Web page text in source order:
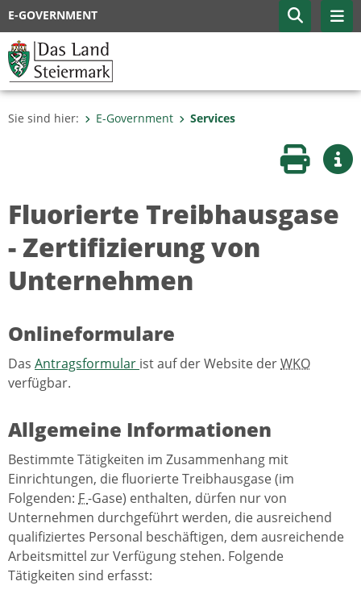
E-GOVERNMENT
Sie sind hier: E-Government Services
Seite
Fluorierte Treibhausgase
- Zertifizierung von
Unternehmen
Onlineformulare
Das Antragsformular ist auf der Website derWKO
verfügbar.
Allgemeine Informationen
Bestimmte Tätigkeiten im Zusammenhang mit
Einrichtungen, die fluorierte Treibhausgase (im
Folgenden: F-Gase) enthalten, dürfen nur von
Unternehmen durchgeführt werden, die ausreichend
qualifiziertes Personal beschäftigen, dem ausreichende
Arbeitsmittel zur Verfügung stehen. Folgende
Tätigkeiten sind erfasst: